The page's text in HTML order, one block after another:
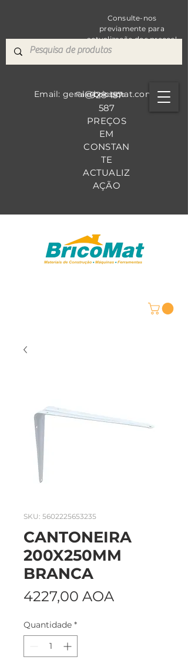
Consulte-nos
previamente para
actualização dos preços!
928 157
587
PREÇOS
EM
CONSTAN
TE
ACTUALIZ
AÇÃO
Fale Conosco
Email: geral@bricomat.com
SKU: 5602225653235
CANTONEIRA
200X250MM
BRANCA
4227,00 AOA
Quantidade *